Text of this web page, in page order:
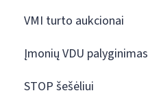
VMI turto aukcionai
Įmonių VDU palyginimas
STOP šešėliui